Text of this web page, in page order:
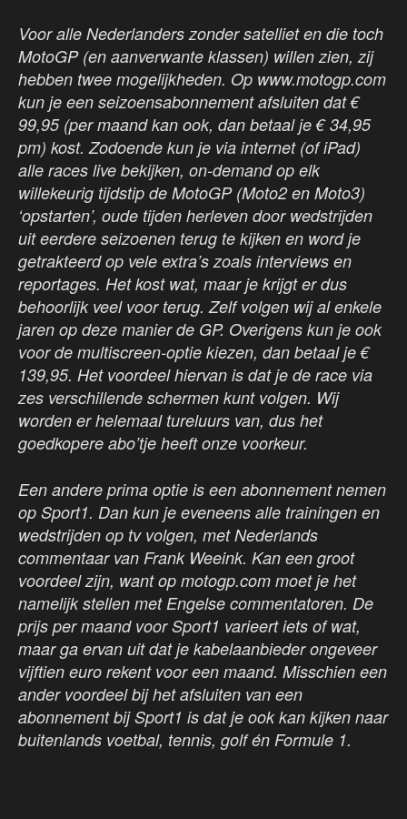
Voor alle Nederlanders zonder satelliet en die toch
MotoGP (en aanverwante klassen) willen zien, zij
hebben twee mogelijkheden. Op www.motogp.com
kun je een seizoensabonnement afsluiten dat €
99,95 (per maand kan ook, dan betaal je € 34,95
pm) kost. Zodoende kun je via internet (of iPad)
alle races live bekijken, on-demand op elk
willekeurig tijdstip de MotoGP (Moto2 en Moto3)
‘opstarten’, oude tijden herleven door wedstrijden
uit eerdere seizoenen terug te kijken en word je
getrakteerd op vele extra’s zoals interviews en
reportages. Het kost wat, maar je krijgt er dus
behoorlijk veel voor terug. Zelf volgen wij al enkele
jaren op deze manier de GP. Overigens kun je ook
voor de multiscreen-optie kiezen, dan betaal je €
139,95. Het voordeel hiervan is dat je de race via
zes verschillende schermen kunt volgen. Wij
worden er helemaal tureluurs van, dus het
goedkopere abo’tje heeft onze voorkeur.
Een andere prima optie is een abonnement nemen
op Sport1. Dan kun je eveneens alle trainingen en
wedstrijden op tv volgen, met Nederlands
commentaar van Frank Weeink. Kan een groot
voordeel zijn, want op motogp.com moet je het
namelijk stellen met Engelse commentatoren. De
prijs per maand voor Sport1 varieert iets of wat,
maar ga ervan uit dat je kabelaanbieder ongeveer
vijftien euro rekent voor een maand. Misschien een
ander voordeel bij het afsluiten van een
abonnement bij Sport1 is dat je ook kan kijken naar
buitenlands voetbal, tennis, golf én Formule 1.